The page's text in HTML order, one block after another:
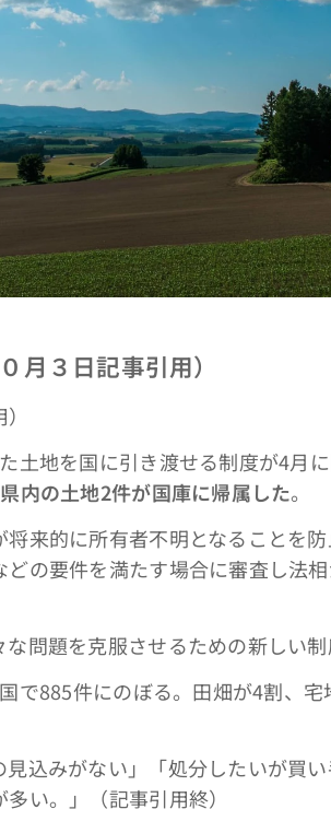
月３日記事引用）
土地を国に引き渡せる制度が4月
内の土地2件が国庫に帰属した。
将来的に所有者不明となることを
の要件を満たす場合に審査し法
問題を克服させるための新しい制
で885件にのぼる。田畑が4割、
込みがない」「処分したいが買
い。」（記事引用終）